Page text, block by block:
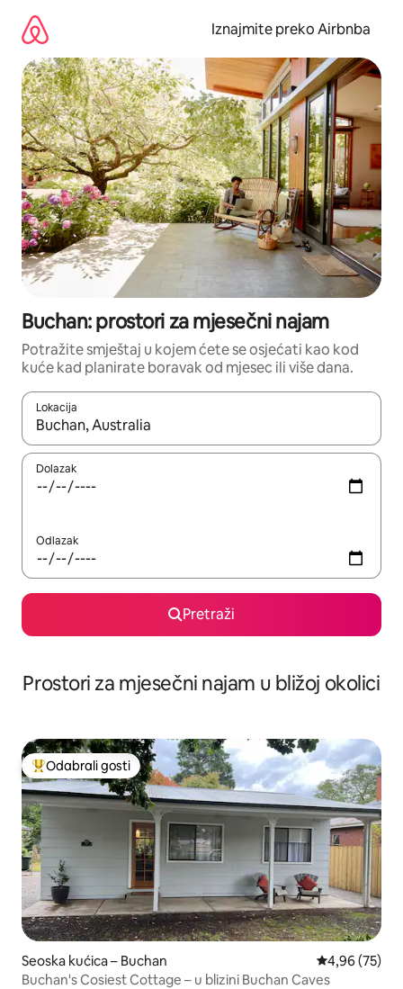
sadržaj
Iznajmite preko Airbnba
Buchan: prostori za mjesečni najam
Potražite smještaj u kojem ćete se osjećati kao kod
kuće kad planirate boravak od mjesec ili više dana.
Lokacija
Kada budu dostupni rezultati, moći ćete ih pregledati
Dolazak
Odlazak
Pretraži
Prostori za mjesečni najam u bližoj okolici
Među najviše rangiranima s oznakom „Odabrali gosti”
Odabrali gosti
Seoska kućica – Buchan Prosječna
4,96 (75)
Buchan's Cosiest Cottage – u blizini Buchan Caves